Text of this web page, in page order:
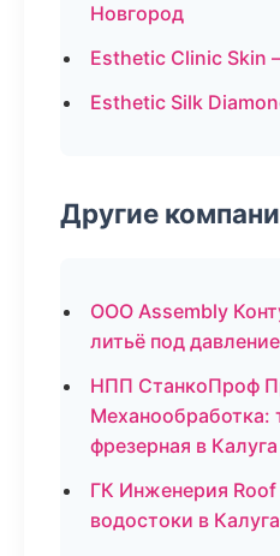
Новгород
Esthetic Clinic Skin
Esthetic Silk
Другие
ООО Assembly
литьё под
НПП СтанкоПроф
Механообработка:
фрезерная в Калуга
ГК Инженерия
водостоки в Калуга